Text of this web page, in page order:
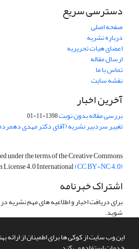
این وب سایت از کوکی ها برای اطمینان از ارائه
دسترسی سریع
صفحه اصلی
درباره نشریه
اعضای هیات تحریریه
ارسال مقاله
تماس با ما
نقشه سایت
آخرین اخبار
بررسی مقاله بدون نوبت1398-11-01
تغییر سردبیر نشریه (آقای دکتر مهدی
under the terms of the Creative Commons
4.0 International(CC BY-NC 4.0)
اشتراک خبرنامه
برای دریافت اخبار و اطلاعیه های مهم نشریه
شوید.